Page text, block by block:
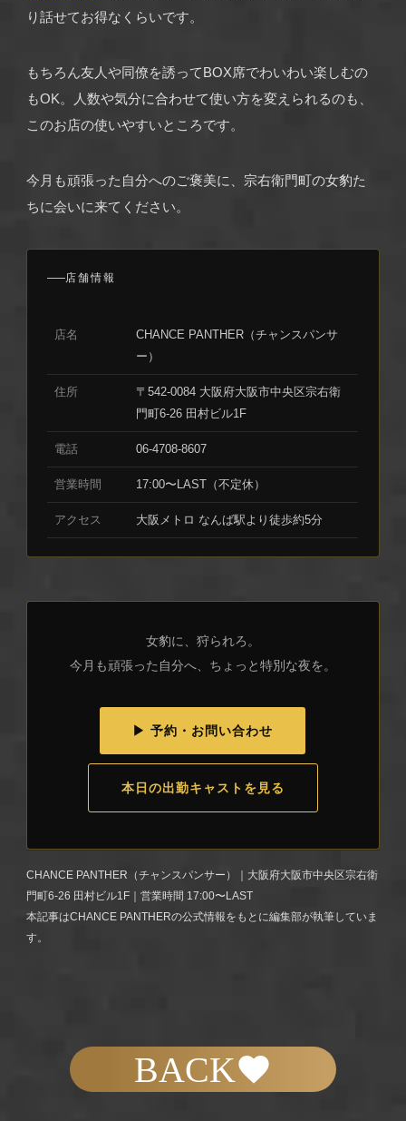
り話せてお得なくらいです。
もちろん友人や同僚を誘ってBOX席でわいわい楽しむの
もOK。人数や気分に合わせて使い方を変えられるのも、
このお店の使いやすいところです。
今月も頑張った自分へのご褒美に、宗右衛門町の女豹た
ちに会いに来てください。
店舗情報
店名
CHANCE PANTHER（チャンスパンサ
ー）
住所
〒542-0084 大阪府大阪市中央区宗右衛
門町6-26 田村ビル1F
電話 06-4708-8607
営業時間 17:00〜LAST（不定休）
アクセス 大阪メトロ なんば駅より徒歩約5分
女豹に、狩られろ。
今月も頑張った自分へ、ちょっと特別な夜を。
▶ 予約・お問い合わせ
本日の出勤キャストを見る
CHANCE PANTHER（チャンスパンサー）｜大阪府大阪市中央区宗右衛
門町6-26 田村ビル1F｜営業時間 17:00〜LAST
本記事はCHANCE PANTHERの公式情報をもとに編集部が執筆していま
す。
BACK